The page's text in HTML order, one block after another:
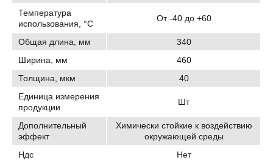
Температура
использования, °C
От -40 до +60
Общая длина, мм
340
Ширина, мм
460
Толщина, мкм
40
Единица измерения
продукции
Шт
Дополнительный
эффект
Химически стойкие к воздействию
окружающей среды
Ндс
Нет